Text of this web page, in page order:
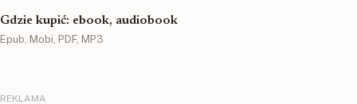
Gdzie kupić: ebook, audiobook
Epub, Mobi, PDF, MP3